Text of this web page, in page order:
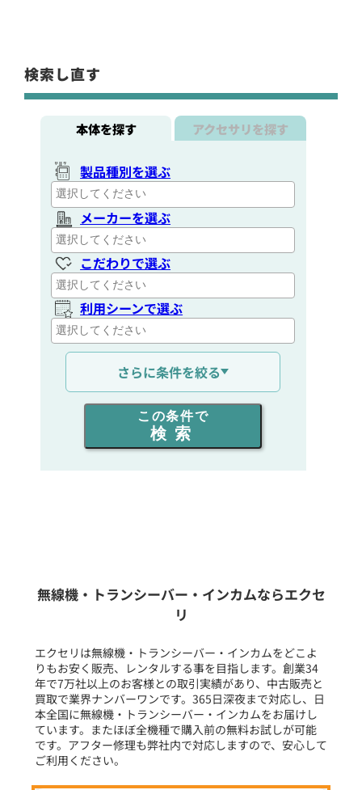
検索し直す
本体を探す アクセサリを探す
製品種別を選ぶ
メーカーを選ぶ
こだわりで選ぶ
利用シーンで選ぶ
通信距離を選ぶ
出力を選ぶ
同時通話人数を選ぶ
フリーワード入力(製品名等)
選択条件をリセット
さらに条件を絞る
この条件で
検索
無線機・トランシーバー・インカムならエクセ
リ
エクセリは無線機・トランシーバー・インカムをどこよ
りもお安く販売、レンタルする事を目指します。創業34
年で7万社以上のお客様との取引実績があり、中古販売と
買取で業界ナンバーワンです。365日深夜まで対応し、日
本全国に無線機・トランシーバー・インカムをお届けし
ています。またほぼ全機種で購入前の無料お試しが可能
です。アフター修理も弊社内で対応しますので、安心して
ご利用ください。